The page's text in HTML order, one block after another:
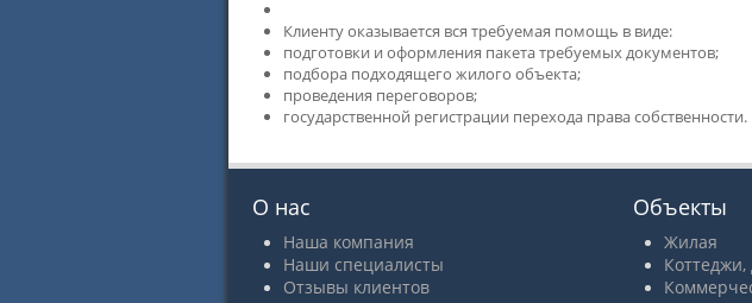
Клиенту оказывается вся требуемая помощь в виде:
подготовки и оформления пакета требуемых документов;
подбора подходящего жилого объекта;
проведения переговоров;
государственной регистрации перехода права собственности.
О нас
Наша компания
Наши специалисты
Отзывы клиентов
Объекты
Жилая
Коттеджи,